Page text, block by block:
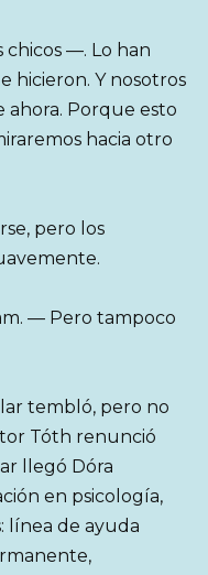
—. Lo han
hicieron. Y nosotros
ahora. Porque esto
hacia otro
pero los
— Pero tampoco
tembló, pero no
Tóth renunció
llegó Dóra
en psicología,
línea de ayuda